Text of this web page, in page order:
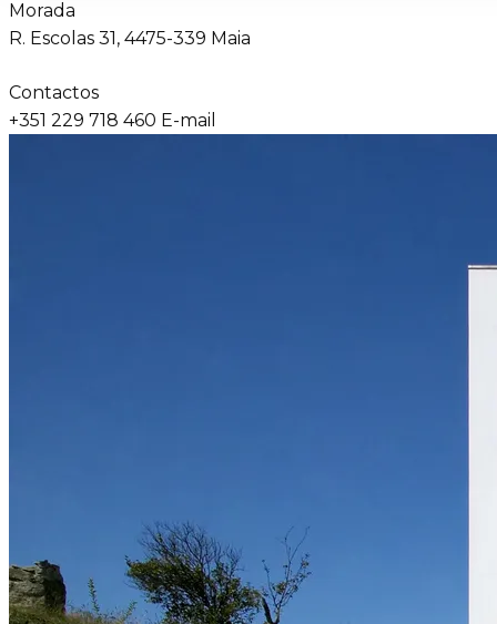
Morada
R. Escolas 31, 4475-339 Maia
Contactos
+351 229 718 460 E-mail